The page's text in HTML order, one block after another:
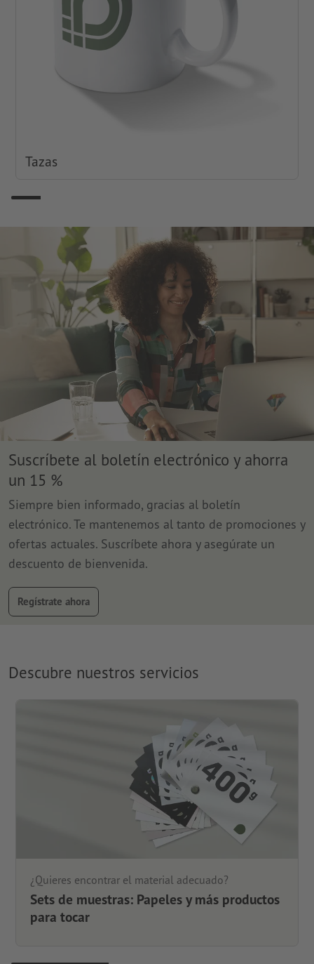
Tazas
Suscríbete al boletín electrónico y ahorra
un 15 %
Siempre bien informado, gracias al boletín
electrónico. Te mantenemos al tanto de promociones y
ofertas actuales. Suscríbete ahora y asegúrate un
descuento de bienvenida.
Regístrate ahora
Descubre nuestros servicios
¿Quieres encontrar el material adecuado?
Sets de muestras: Papeles y más productos
para tocar